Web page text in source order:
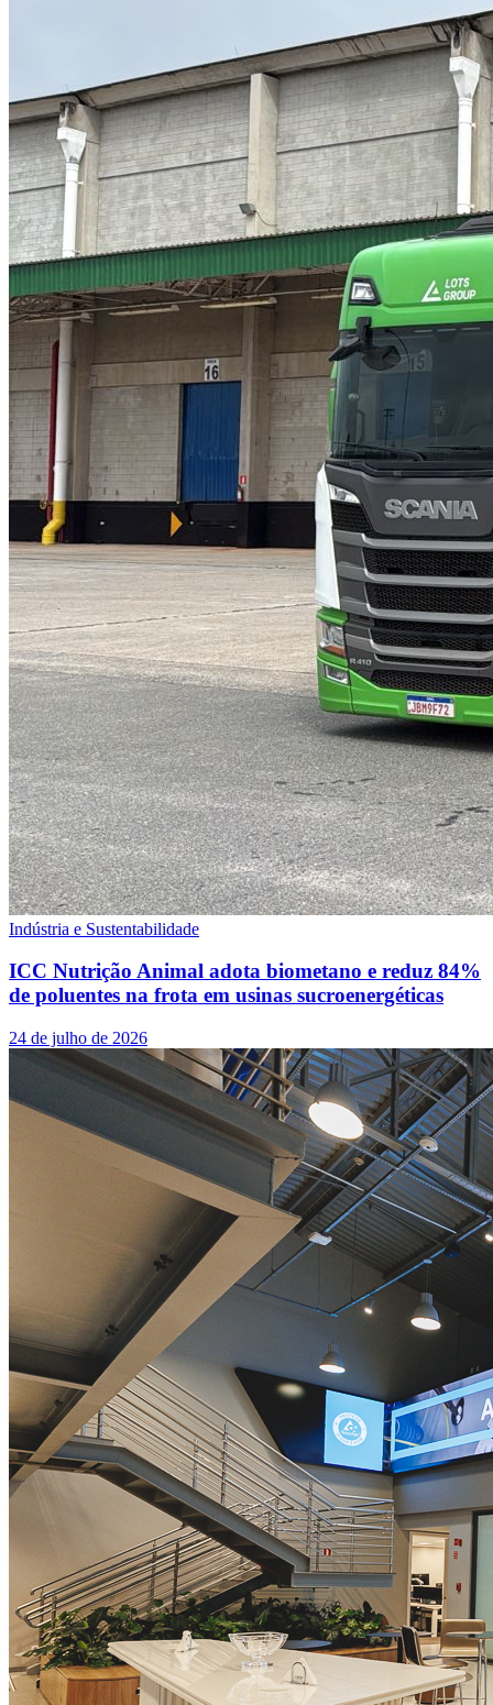
Indústria e Sustentabilidade
ICC Nutrição Animal adota biometano e reduz 84%
de poluentes na frota em usinas sucroenergéticas
24 de julho de 2026